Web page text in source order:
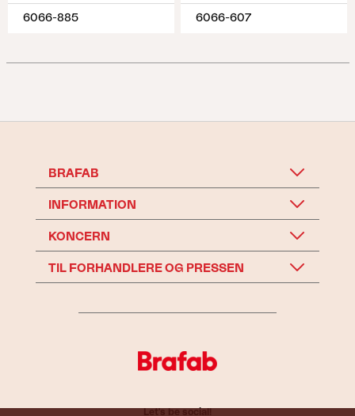
6066-885 6066-607
BRAFAB
INFORMATION
KONCERN
TIL FORHANDLERE OG PRESSEN
Let's be social!